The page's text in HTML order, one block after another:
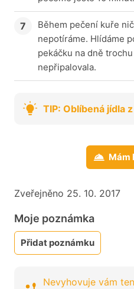
Během pečení kuře
nepotíráme. Hlídáme
pekáčku na dně
nepřipalovala.
TIP: Oblíbená jídla
Mám
Zveřejněno 25. 10. 2017
Moje poznámka
Přidat poznámku
Nevyhovuje vám